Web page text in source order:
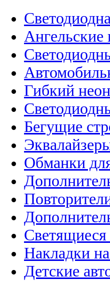
Ангельские
Гибкий
Бегущие
Обманки
Накладки
Детские